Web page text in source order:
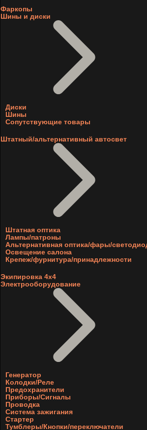
Фаркопы
Шины и диски
Диски
Шины
Сопутствующие товары
Штатный/альтернативный автосвет
Штатная оптика
Лампы/патроны
Альтернативная оптика/фары/
Освещение салона
Крепеж/фурнитура/принадлежности
Экипировка 4х4
Электрооборудование
Генератор
Колодки/Реле
Предохранители
Приборы/Сигналы
Проводка
Система зажигания
Стартер
Тумблеры/Кнопки/переключатели